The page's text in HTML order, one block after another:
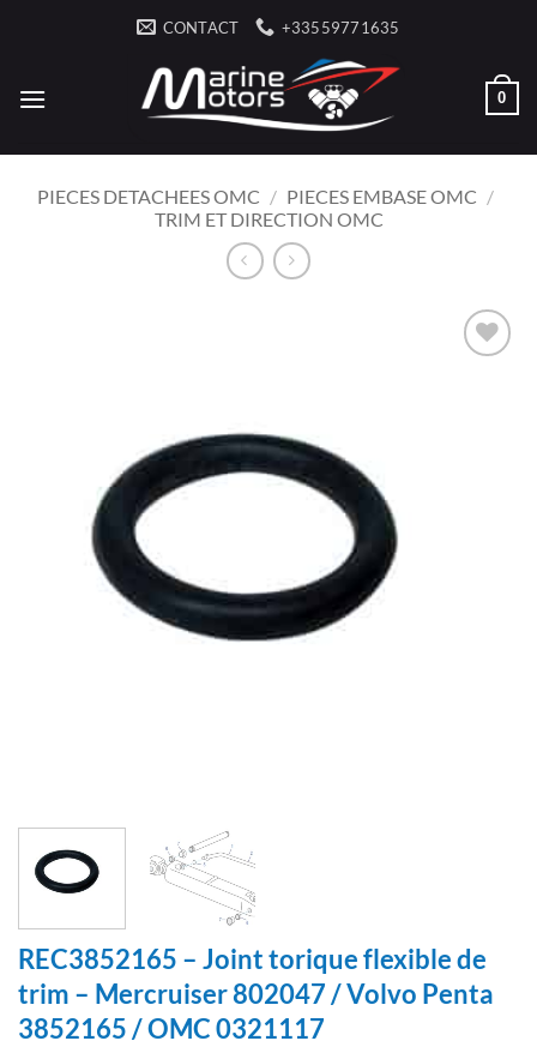
CONTACT +33559771635
0
PIECES DETACHEES OMC / PIECES EMBASE OMC /
TRIM ET DIRECTION OMC
REC3852165 – Joint torique flexible de
trim – Mercruiser 802047 / Volvo Penta
3852165 / OMC 0321117